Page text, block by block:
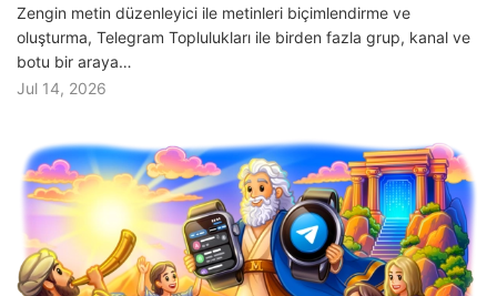
Zengin metin düzenleyici ile metinleri biçimlendirme ve
oluşturma, Telegram Toplulukları ile birden fazla grup, kanal ve
botu bir araya…
Jul 14, 2026